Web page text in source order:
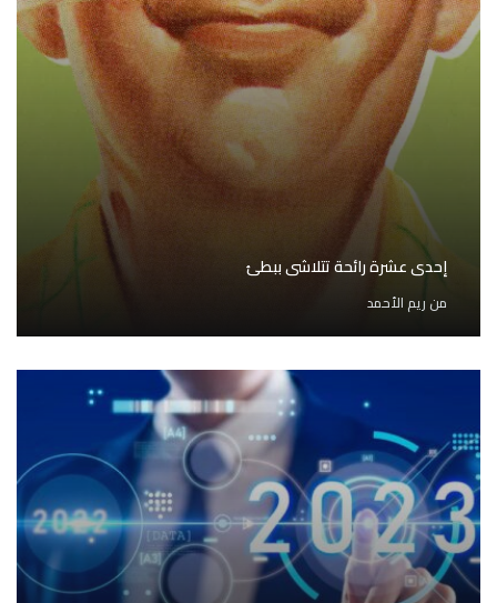
إحدى عشرة رائحة تتلاشى ببطئ
من ريم الأحمد